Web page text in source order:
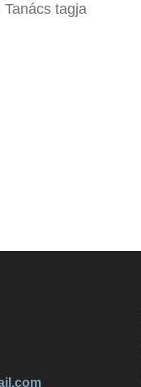
tagja